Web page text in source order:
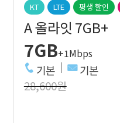
KT LTE 평생 할인
A 올라잇 7GB+
7GB+1Mbps
기본 기본
28,600원